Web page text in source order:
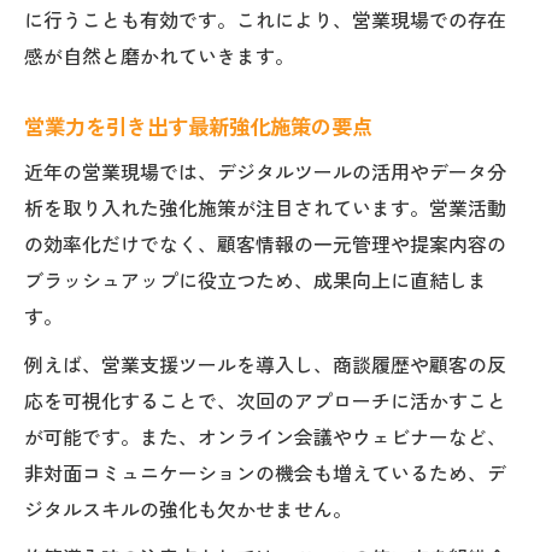
に行うことも有効です。これにより、営業現場での存在
感が自然と磨かれていきます。
営業力を引き出す最新強化施策の要点
近年の営業現場では、デジタルツールの活用やデータ分
析を取り入れた強化施策が注目されています。営業活動
の効率化だけでなく、顧客情報の一元管理や提案内容の
ブラッシュアップに役立つため、成果向上に直結しま
す。
例えば、営業支援ツールを導入し、商談履歴や顧客の反
応を可視化することで、次回のアプローチに活かすこと
が可能です。また、オンライン会議やウェビナーなど、
非対面コミュニケーションの機会も増えているため、デ
ジタルスキルの強化も欠かせません。